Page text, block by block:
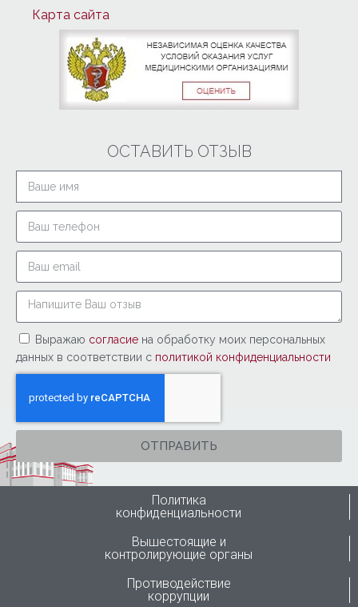
Карта сайта
ОСТАВИТЬ ОТЗЫВ
Выражаю согласие на обработку моих персональных
данных в соответствии с политикой конфиденциальности
ОТПРАВИТЬ
Политика
конфиденциальности
Вышестоящие и
контролирующие органы
Противодействие
коррупции